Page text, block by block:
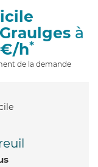
i
à
h*
de la demande